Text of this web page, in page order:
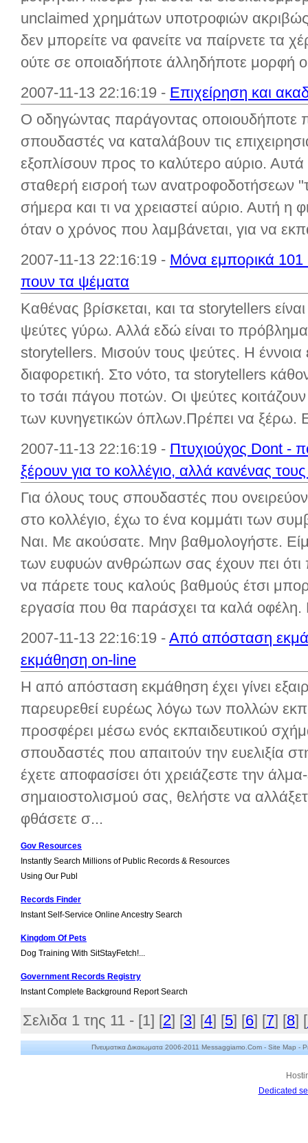
unclaimed χρημάτων υποτροφιών
δεν μπορείτε να φανείτε να παίρνετε τα
ούτε σε οποιαδήποτε άλληδήποτε μορφή
2007-11-13 22:16:19 - Επιχείρηση και
Ο οδηγώντας παράγοντας οποιουδήποτε
σπουδαστές να καταλάβουν τις
εξοπλίσουν προς το καλύτερο αύριο.
σταθερή εισροή των ανατροφοδοτήσεων
σήμερα και τι να χρειαστεί αύριο. Αυτή η
όταν ο χρόνος που λαμβάνεται, για να
2007-11-13 22:16:19 - Μόνα εμπορικά 101
πουν τα ψέματα
Καθένας βρίσκεται, και τα storytellers
ψεύτες γύρω. Αλλά εδώ είναι το
storytellers. Μισούν τους ψεύτες. Η έννοια
διαφορετική. Στο νότο, τα storytellers
το τσάι πάγου ποτών. Οι ψεύτες
των κυνηγετικών όπλων.Πρέπει να ξέρω.
2007-11-13 22:16:19 - Πτυχιούχος Dont -
ξέρουν για το κολλέγιο, αλλά κανένας
Για όλους τους σπουδαστές που
στο κολλέγιο, έχω το ένα κομμάτι των
Ναι. Με ακούσατε. Μην βαθμολογήστε.
των ευφυών ανθρώπων σας έχουν πει ότι
να πάρετε τους καλούς βαθμούς έτσι
εργασία που θα παράσχει τα καλά οφέλη.
2007-11-13 22:16:19 - Από απόσταση
εκμάθηση on-line
Η από απόσταση εκμάθηση έχει γίνει
παρευρεθεί ευρέως λόγω των πολλών
προσφέρει μέσω ενός εκπαιδευτικού
σπουδαστές που απαιτούν την ευελιξία
έχετε αποφασίσει ότι χρειάζεστε την
σημαιοστολισμού σας, θελήστε να
φθάσετε σ...
Gov Resources
Instantly Search Millions of Public Records & Resources
Using Our Publ
Records Finder
Instant Self-Service Online Ancestry Search
Kingdom Of Pets
Dog Training With SitStayFetch!...
Government Records Registry
Instant Complete Background Report Search
Σελιδα 1 της 11 - [1] [2] [3] [4] [5] [6] [7] [8] [
Πνευματικα Δικαιωματα 2006-2011 Messaggiamo.Com - Site Map -
Dedicated